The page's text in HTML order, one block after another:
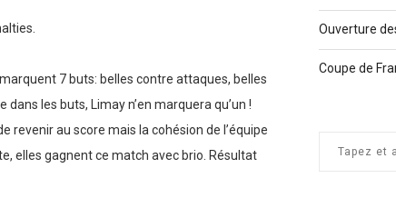
7 buts: belles contre attaques, belles
les buts, Limay n’en marquera qu’un !
revenir au score mais la cohésion de l’équipe
elles gagnent ce match avec brio. Résultat
Ouverture
Coupe de